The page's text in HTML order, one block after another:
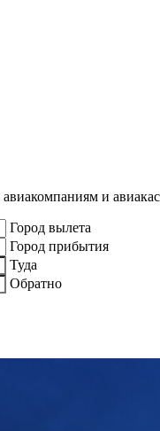
и
Город вылета
Город прибытия
Туда
Обратно